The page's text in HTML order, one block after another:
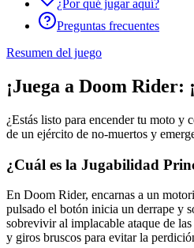
¿Por qué jugar aquí?
Preguntas frecuentes
Resumen del juego
¡Juega a Doom Rider:
¿Estás listo para encender tu moto y
de un ejército de no-muertos y
¿Cuál es la Jugabilidad
En Doom Rider, encarnas a un
pulsado el botón inicia un derrape y
sobrevivir al implacable ataque de
y giros bruscos para evitar la